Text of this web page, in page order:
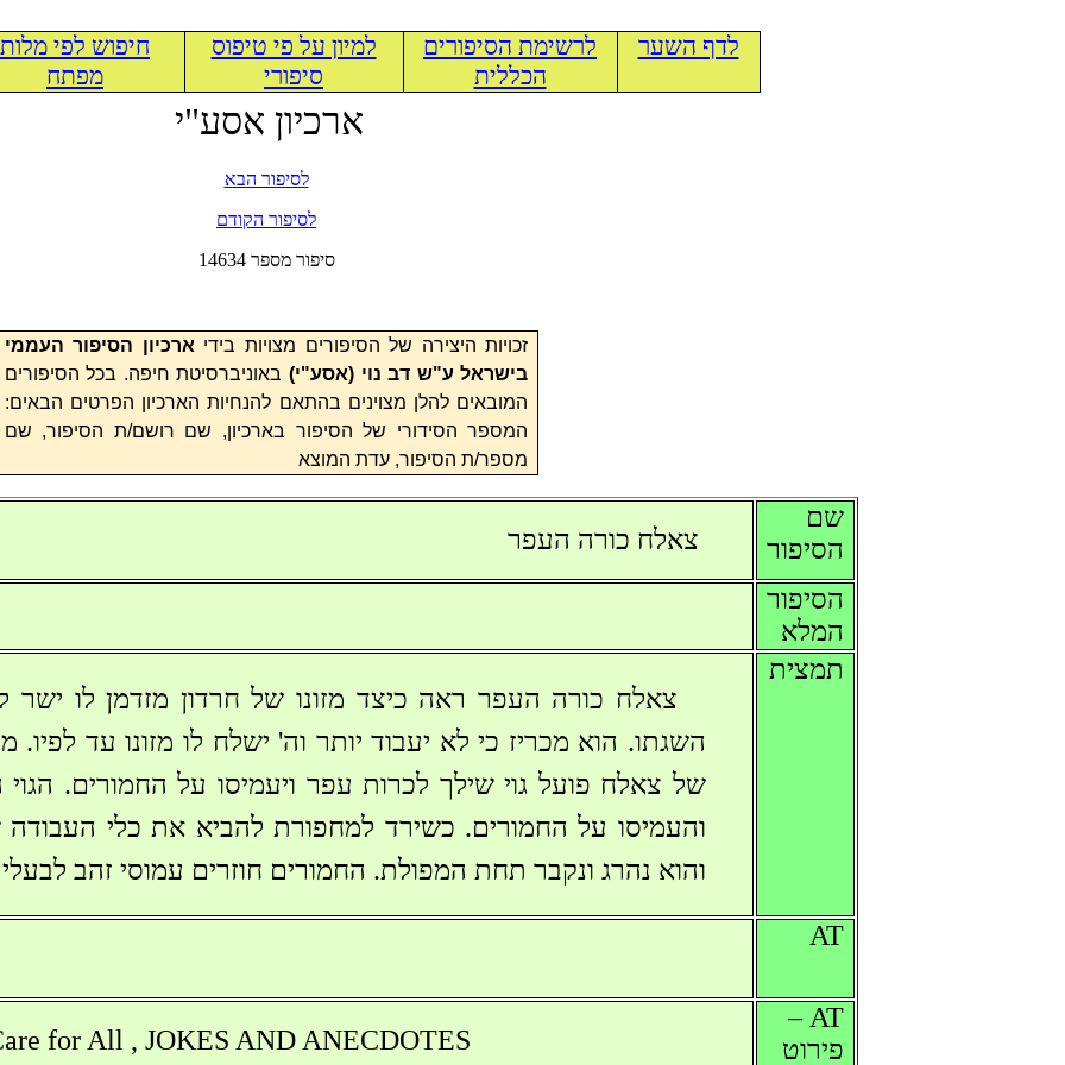
לדף השער
לרשימת הסיפורים
הכללית
למיון על פי טיפוס
סיפורי
חיפוש לפי מלות
מפתח
ארכיון אסע"י
לסיפור הבא
לסיפור הקודם
14634 סיפור מספר
זכויות היצירה של הסיפורים מצויות בידי ארכיון הסיפור העממי
בישראל ע"ש דב נוי (אסע"י) באוניברסיטת חיפה. בכל הסיפורים
המובאים להלן מצוינים בהתאם להנחיות הארכיון הפרטים הבאים:
המספר הסידורי של הסיפור בארכיון, שם רושם/ת הסיפור, שם
מספר/ת הסיפור, עדת המוצא
צאלח כורה העפר
שם
הסיפור
הסיפור
המלא
צאלח כורה העפר ראה כיצד מזונו של חרדון מזדמן לו ישר
השגתו. הוא מכריז כי לא יעבוד יותר וה' ישלח לו מזונו עד
של צאלח פועל גוי שילך לכרות עפר ויעמיסו על החמורים.
והעמיסו על החמורים. כשירד למחפורת להביא את כלי
והוא נהרג ונקבר תחת המפולת. החמורים חוזרים עמוסי זהב
תמצית
AT
for All , JOKES AND ANECDOTES
AT –
פירוט